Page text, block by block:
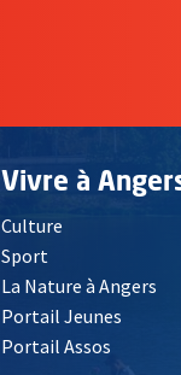
Vivre à
Culture
Sport
La Nature à Angers
Portail Jeunes
Portail Assos